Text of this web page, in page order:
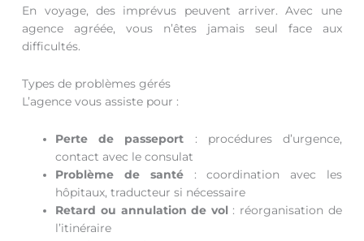
En voyage, des imprévus peuvent arriver. Avec une
agence agréée, vous n’êtes jamais seul face aux
difficultés.
Types de problèmes gérés
L’agence vous assiste pour :
Perte de passeport : procédures d’urgence,
contact avec le consulat
Problème de santé: coordination avec les
hôpitaux, traducteur si nécessaire
Retard ou annulation de vol : réorganisation de
l’itinéraire